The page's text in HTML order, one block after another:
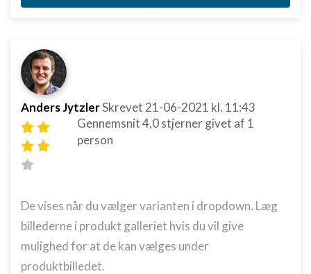
Anders JytzlerSkrevet 21-06-2021 kl. 11:43
Gennemsnit4,0stjerner givet af 1
person
De vises når du vælger varianten i dropdown. Læg
billederne i produkt galleriet hvis du vil give
mulighed for at de kan vælges under
produktbilledet.